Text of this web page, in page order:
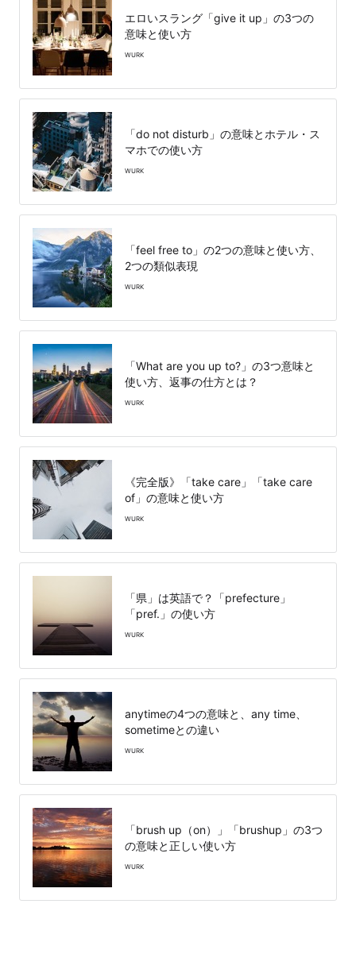
エロいスラング「give it up」の3つの
意味と使い方
WURK
「do not disturb」の意味とホテル・ス
マホでの使い方
WURK
「feel free to」の2つの意味と使い方、
2つの類似表現
WURK
「What are you up to?」の3つ意味と
使い方、返事の仕方とは？
WURK
《完全版》「take care」「take care
of」の意味と使い方
WURK
「県」は英語で？「prefecture」
「pref.」の使い方
WURK
anytimeの4つの意味と、any time、
sometimeとの違い
WURK
「brush up（on）」「brushup」の3つ
の意味と正しい使い方
WURK